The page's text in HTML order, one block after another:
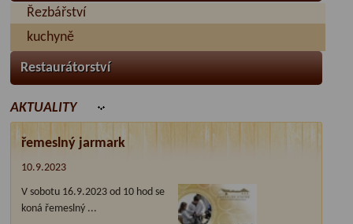
Řezbářství
kuchyně
Restaurátorství
AKTUALITY
řemeslný jarmark
10.9.2023
V sobotu 16.9.2023 od 10 hod se
koná řemeslný ...